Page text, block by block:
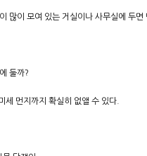
이 모여 있는 거실이나 사무실에 두
둘까?
세 먼지까지 확실히 없앨 수 있다.